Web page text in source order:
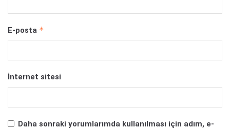
E-posta *
İnternet sitesi
Daha sonraki yorumlarımda kullanılması için adım, e-